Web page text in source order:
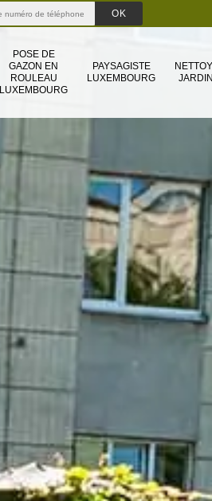
POSE DE
GAZON EN
ROULEAU
LUXEMBOURG
PAYSAGISTE
LUXEMBOURG